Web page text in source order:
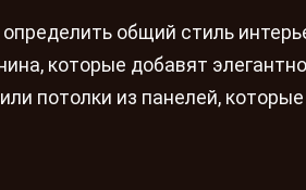
общий стиль
которые добавят
или потолки из панелей,